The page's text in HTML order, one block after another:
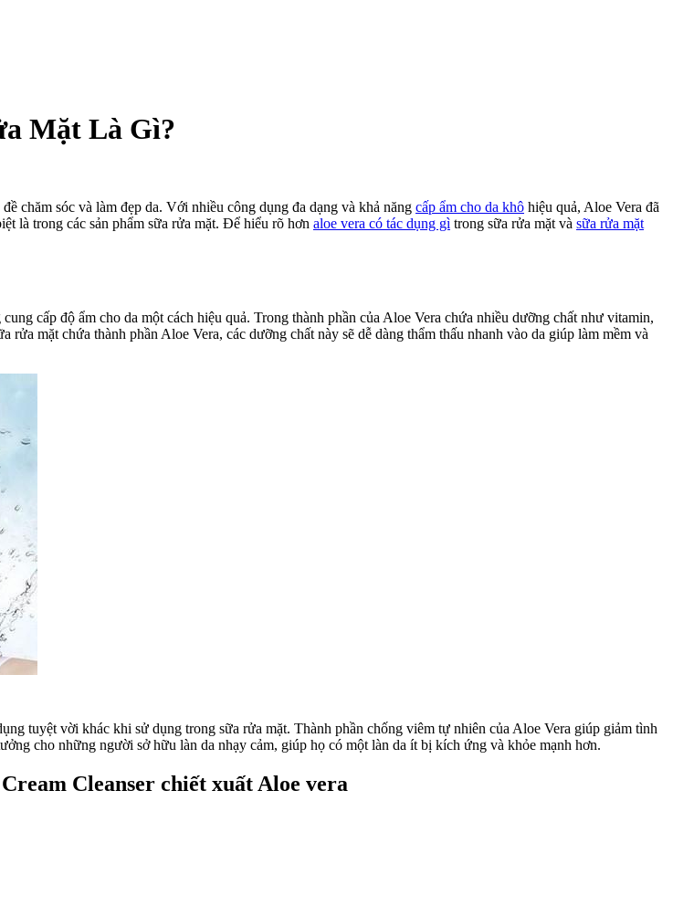
Mặt Là Gì?
chăm sóc và làm đẹp da. Với nhiều công dụng đa dạng và khả năng cấp ẩm cho da khô hiệu quả, Aloe Vera đã
là trong các sản phẩm sữa rửa mặt. Để hiểu rõ hơn aloe vera có tác dụng gì trong sữa rửa mặt và sữa rửa mặt
cấp độ ẩm cho da một cách hiệu quả. Trong thành phần của Aloe Vera chứa nhiều dưỡng chất như vitamin,
mặt chứa thành phần Aloe Vera, các dưỡng chất này sẽ dễ dàng thẩm thấu nhanh vào da giúp làm mềm và
tuyệt vời khác khi sử dụng trong sữa rửa mặt. Thành phần chống viêm tự nhiên của Aloe Vera giúp giảm tình
cho những người sở hữu làn da nhạy cảm, giúp họ có một làn da ít bị kích ứng và khỏe mạnh hơn.
Cleanser chiết xuất Aloe vera